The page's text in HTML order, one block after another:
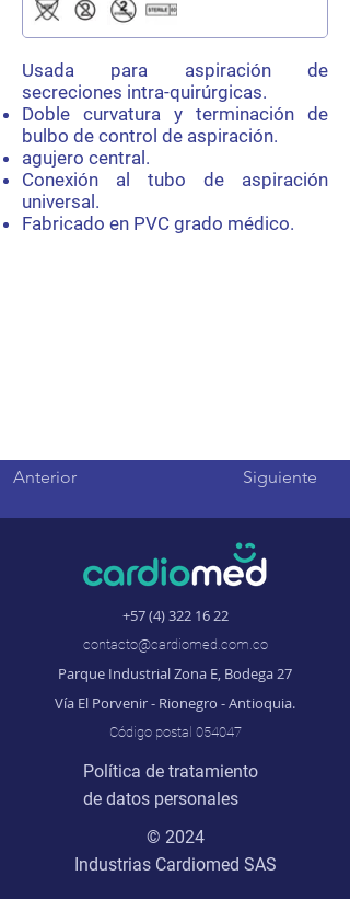
Usada para aspiración de
secreciones intra-quirúrgicas.
Doble curvatura y terminación de
bulbo de control de aspiración.
agujero central.
Conexión al tubo de aspiración
universal.
Fabricado en PVC grado médico.
Anterior Siguiente
+57 (4) 322 16 22
contacto@cardiomed.com.co
Parque Industrial Zona E, Bodega 27
Vía El Porvenir - Rionegro - Antioquia.
Código postal 054047
Política de tratamiento
de datos personales
© 2024
Industrias Cardiomed SAS